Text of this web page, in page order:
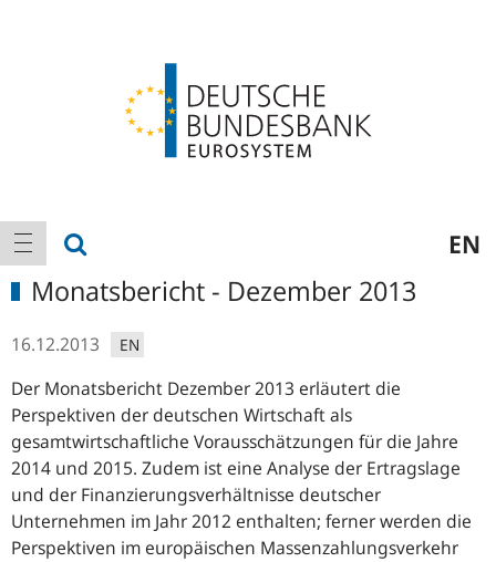
Hauptnavigation
Navigation anzeigen EN
Monatsbericht - Dezember 2013
16.12.2013 EN
Der Monatsbericht Dezember 2013 erläutert die
Perspektiven der deutschen Wirtschaft als
gesamtwirtschaftliche Vorausschätzungen für die Jahre
2014 und 2015. Zudem ist eine Analyse der Ertragslage
und der Finanzierungsverhältnisse deutscher
Unternehmen im Jahr 2012 enthalten; ferner werden die
Perspektiven im europäischen Massenzahlungsverkehr